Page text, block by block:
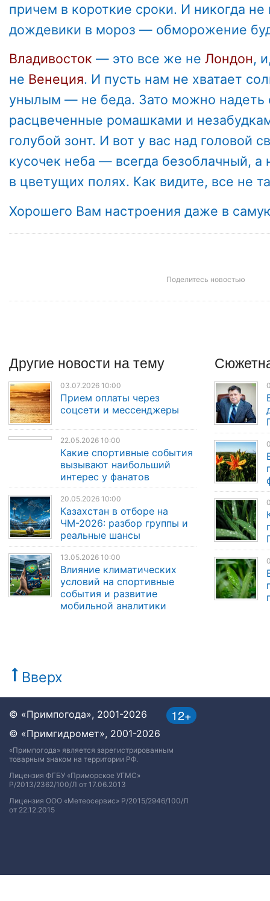
причем в короткие сроки. И никогда не
дождевики в мороз — обморожение
Владивосток — это все же не Лондон,
не Венеция. И пусть нам не хватает
унылым — не беда. Зато можно надеть
расцвеченные ромашками и
голубой зонт. И вот у вас над головой
кусочек неба — всегда безоблачный, а
в цветущих полях. Как видите, все не
Хорошего Вам настроения даже в
Поделитесь новостью
Другие новости на тему
03.07.2026 10:00
Прием оплаты через
соцсети и мессенджеры
22.05.2026 10:00
Какие спортивные события
вызывают наибольший
интерес у фанатов
20.05.2026 10:00
Казахстан в отборе на
ЧМ-2026: разбор группы и
реальные шансы
13.05.2026 10:00
Влияние климатических
условий на спортивные
события и развитие
мобильной аналитики
Вверх
12+
© «Примпогода», 2001-2026
© «Примгидромет», 2001-2026
«Примпогода» является зарегистрированным
товарным знаком на территории РФ.
Лицензия ФГБУ «Приморское УГМС»
Р/2013/2362/100/Л от 17.06.2013
Лицензия ООО «Метеосервис» Р/2015/2946/100/Л
от 22.12.2015